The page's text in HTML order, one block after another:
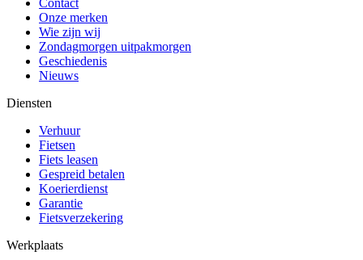
Onze merken
Wie zijn wij
Zondagmorgen uitpakmorgen
Geschiedenis
Nieuws
Diensten
Verhuur
Fietsen
Fiets leasen
Gespreid betalen
Koerierdienst
Garantie
Fietsverzekering
Werkplaats